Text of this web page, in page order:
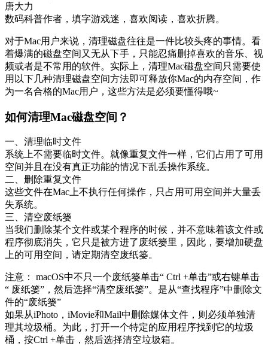
唐大力
数码科普作者，填字游戏迷，喜欢阅读，喜欢折腾。
对于Mac用户来说，清理磁盘往往是一件比较头疼的事情。看
着爆满的磁盘空间又无从下手，只能忍痛删掉喜欢的音乐、视
频或者是不常用的软件。实际上，清理Mac磁盘空间只需要使
用以下几种清理磁盘空间方法即可释放你Mac的内存空间，作
为一名合格的Mac用户，这些方法是必须要懂得哦~
如何清理Mac磁盘空间？
一、清理临时文件
系统上不需要临时文件。就像重复文件一样，它们占用了可用
空间并且在没有真正功能的情况下乱丢操作系统。
二、删除重复文件
这些文件在Mac上不执行任何操作，只占用可用空间并大量丢
失系统。
三、清空废纸篓
当我们删除某个文件或某个程序的时候，并不意味着该文件或
程序彻底消失，它只是被方进了废纸篓里，因此，要增加硬盘
上的可用空间，请定期清空废纸篓。
注意： macOS中不只一个废纸篓单击“ Ctrl +单击”或右键单击
“ 废纸篓”，然后选择“清空废纸篓”。是从“查找程序”中删除文
件的“废纸篓”
如果从iPhoto，iMovie和Mail中删除媒体文件，则必须单独清
理其垃圾桶。为此，打开一个特定的应用程序找到它的垃圾
桶，按Ctrl +单击，然后选择清空垃圾箱。